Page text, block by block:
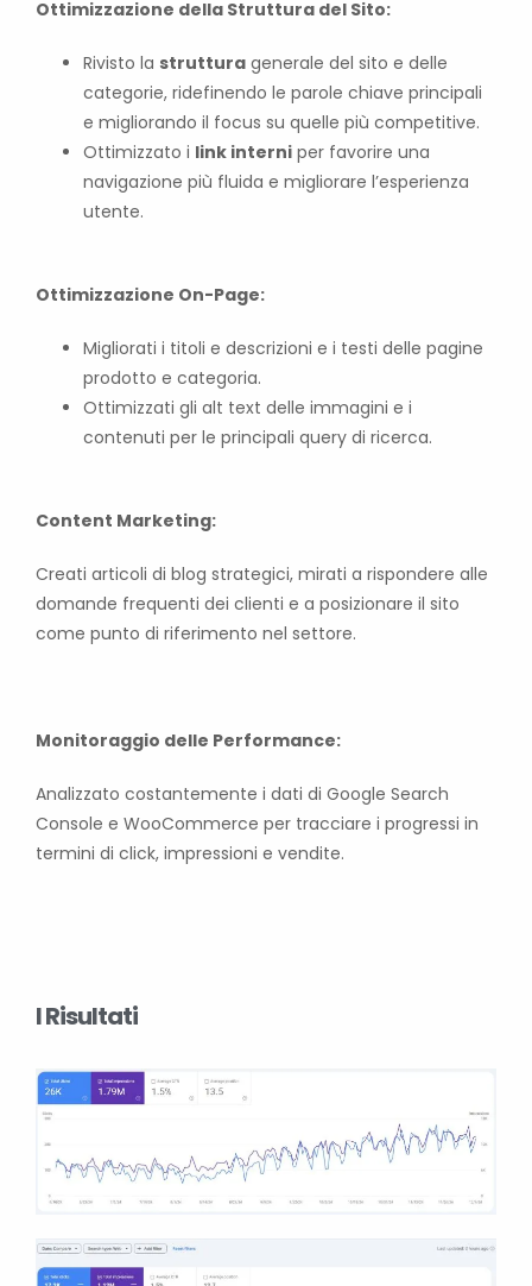
Ottimizzazione della Struttura del Sito:
Rivisto la struttura generale del sito e delle
categorie, ridefinendo le parole chiave principali
e migliorando il focus su quelle più competitive.
Ottimizzato i link interni per favorire una
navigazione più fluida e migliorare l’esperienza
utente.
Ottimizzazione On-Page:
Migliorati i titoli e descrizioni e i testi delle pagine
prodotto e categoria.
Ottimizzati gli alt text delle immagini e i
contenuti per le principali query di ricerca.
Content Marketing:
Creati articoli di blog strategici, mirati a rispondere alle
domande frequenti dei clienti e a posizionare il sito
come punto di riferimento nel settore.
Monitoraggio delle Performance:
Analizzato costantemente i dati di Google Search
Console e WooCommerce per tracciare i progressi in
termini di click, impressioni e vendite.
I Risultati